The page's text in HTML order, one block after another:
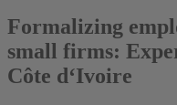
Formalizing
small firms:
Côte d‘Ivoire